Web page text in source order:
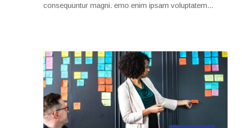
consequuntur magni. emo enim ipsam voluptatem...